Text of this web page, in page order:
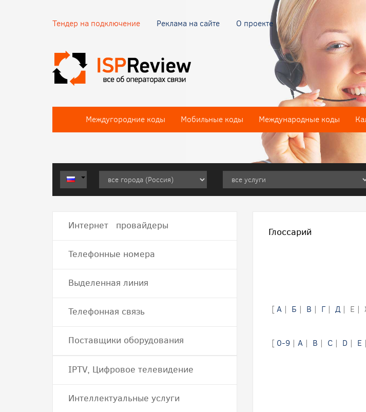
Тендер на подключение Реклама на сайте О проекте
Междугородние коды Мобильные коды Международные коды
Глоссарий
[А | Б | В | Г | Д | Е |
[ 0-9| A| B | C| D | E |
Интернет провайдеры
Телефонные номера
Выделенная линия
Телефонная связь
Поставщики оборудования
IPTV, Цифровое телевидение
Интеллектуальные услуги